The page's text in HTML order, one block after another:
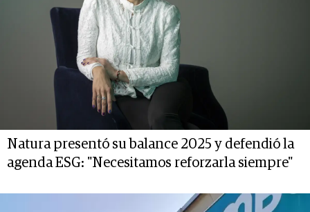
Natura presentó su balance 2025 y defendió la
agenda ESG: "Necesitamos reforzarla siempre"